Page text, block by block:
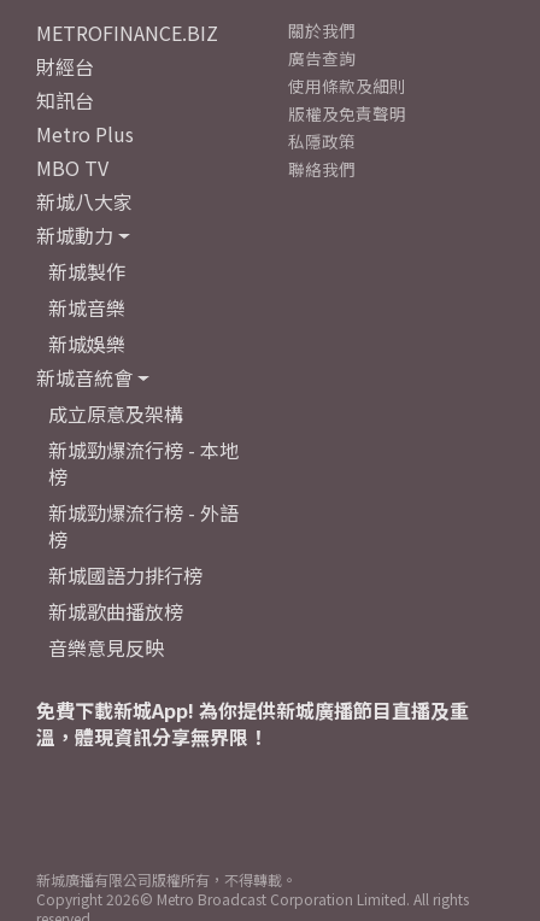
METROFINANCE.BIZ
財經台
知訊台
Metro Plus
MBO TV
新城八大家
新城動力
新城製作
新城音樂
新城娛樂
新城音統會
成立原意及架構
新城勁爆流行榜 - 本地
榜
新城勁爆流行榜 - 外語
榜
新城國語力排行榜
新城歌曲播放榜
音樂意見反映
關於我們
廣告查詢
使用條款及細則
版權及免責聲明
私隱政策
聯絡我們
免費下載新城App! 為你提供新城廣播節目直播及重
溫，體現資訊分享無界限！
新城廣播有限公司版權所有，不得轉載。
Copyright 2026© Metro Broadcast Corporation Limited. All rights